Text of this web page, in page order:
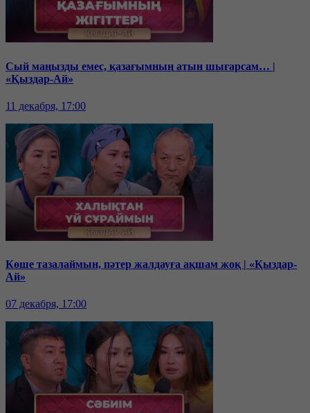
Сый маңызды емес, қазағымның атын шығарсам… |
«Қыздар-Ай»
11 декабря, 17:00
Көше тазалаймын, пәтер жалдауға ақшам жоқ | «Қыздар-
Ай»
07 декабря, 17:00